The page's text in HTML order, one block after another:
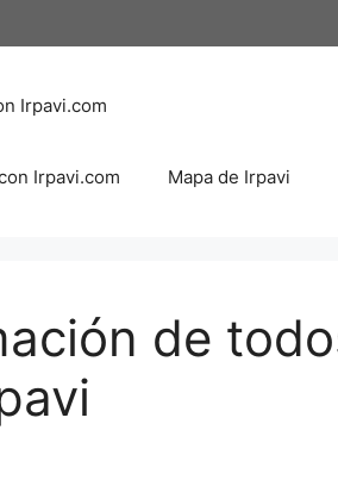
Irpavi.com
Irpavi.com Mapa de Irpavi
de